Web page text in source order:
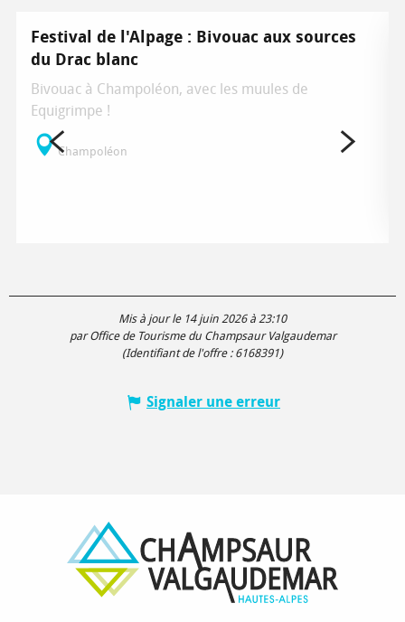
Festival de l'Alpage : Bivouac aux sources
du Drac blanc
Bivouac à Champoléon, avec les muules de
Equigrimpe !
Champoléon
Mis à jour le 14 juin 2026 à 23:10
par Office de Tourisme du Champsaur Valgaudemar
(Identifiant de l'offre : 6168391)
Signaler une erreur